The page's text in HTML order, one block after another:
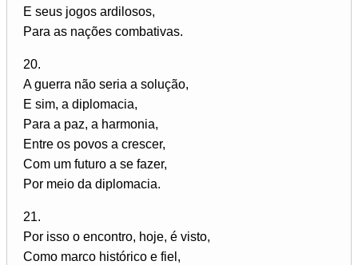
E seus jogos ardilosos,
Para as nações combativas.
20.
A guerra não seria a solução,
E sim, a diplomacia,
Para a paz, a harmonia,
Entre os povos a crescer,
Com um futuro a se fazer,
Por meio da diplomacia.
21.
Por isso o encontro, hoje, é visto,
Como marco histórico e fiel,